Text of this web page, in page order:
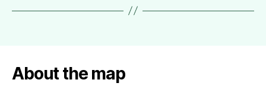
About the map